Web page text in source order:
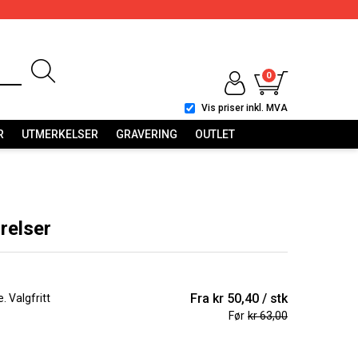
0
Vis priser inkl. MVA
UTMERKELSER GRAVERING OUTLET
Valgfritt
Fra kr 50,40 stk
Før kr 63,00